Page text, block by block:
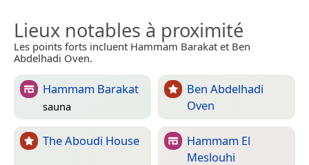
Lieux notables à proximité
Les points forts incluent Hammam Barakat et Ben
Abdelhadi Oven.
Hammam Barakat
sauna
Ben Abdelhadi
Oven
The Aboudi House
Hammam El
Meslouhi